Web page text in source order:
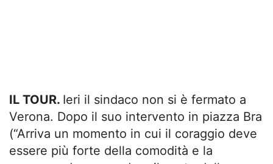
IL TOUR. Ieri il sindaco non si è fermato a
Verona. Dopo il suo intervento in piazza Bra
(“Arriva un momento in cui il coraggio deve
essere più forte della comodità e la